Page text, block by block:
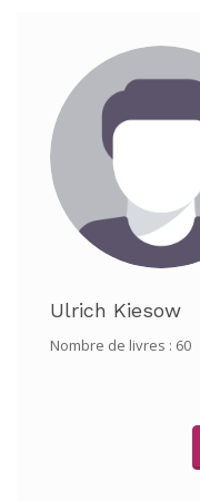
Ulrich Kiesow
Nombre de livres : 60